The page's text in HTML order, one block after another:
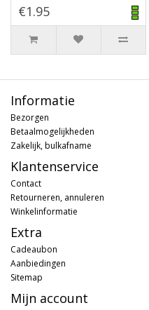
€1.95
Informatie
Bezorgen
Betaalmogelijkheden
Zakelijk, bulkafname
Klantenservice
Contact
Retourneren, annuleren
Winkelinformatie
Extra
Cadeaubon
Aanbiedingen
Sitemap
Mijn account